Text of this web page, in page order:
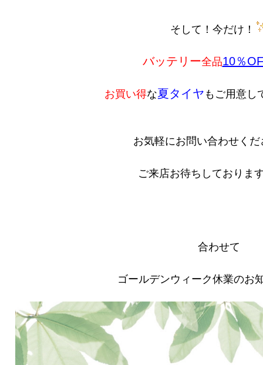
そして！今だけ！
バッテリー全品10％
お買い得な夏タイヤ もご用意し
お気軽にお問い合わせくだ
ご来店お待ちしておりま
合わせて
ゴールデンウィーク休業のお